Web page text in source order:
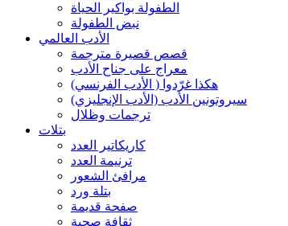
الطفولة بواكير الحياة
نبض الطفولة
الأدب العالمي
قصص قصيرة مترجمة
معراج على جناح الأدب
هكذا غرّدوا ( الأدب الفرنسي)
سيروتونين الأدب (الأدب الإنجليزي)
ترجمات وظلال
بتلات
كاريكاتير العدد
ترنيمة العدد
مرافئ الشعور
بتلة ورد
صفحة قديمة
ثقافة صحية